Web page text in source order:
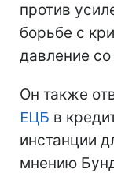
против
борьбе с
давление
Он также
ЕЦБ в
инстанции
мнению